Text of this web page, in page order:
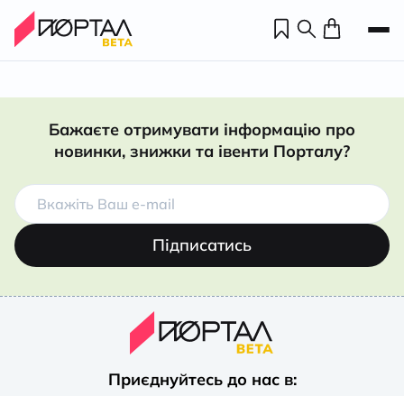
Бажаєте отримувати інформацію про
новинки, знижки та івенти Порталу?
Підписатись
Приєднуйтесь до нас в: